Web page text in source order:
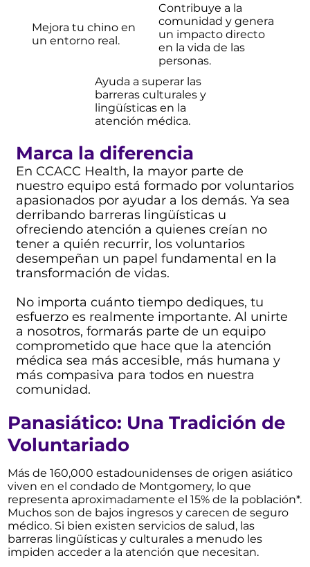
Mejora tu chino en
un entorno real.
Contribuye a la
comunidad y genera
un impacto directo
en la vida de las
personas.
Ayuda a superar las
barreras culturales y
lingüísticas en la
atención médica.
Marca la diferencia
En CCACC Health, la mayor parte de
nuestro equipo está formado por voluntarios
apasionados por ayudar a los demás. Ya sea
derribando barreras lingüísticas u
ofreciendo atención a quienes creían no
tener a quién recurrir, los voluntarios
desempeñan un papel fundamental en la
transformación de vidas.
No importa cuánto tiempo dediques, tu
esfuerzo es realmente importante. Al unirte
a nosotros, formarás parte de un equipo
comprometido que hace que la atención
médica sea más accesible, más humana y
más compasiva para todos en nuestra
comunidad.
Panasiático: Una Tradición de
Voluntariado
Más de 160,000 estadounidenses de origen asiático
viven en el condado de Montgomery, lo que
representa aproximadamente el 15% de la población*.
Muchos son de bajos ingresos y carecen de seguro
médico. Si bien existen servicios de salud, las
barreras lingüísticas y culturales a menudo les
impiden acceder a la atención que necesitan.